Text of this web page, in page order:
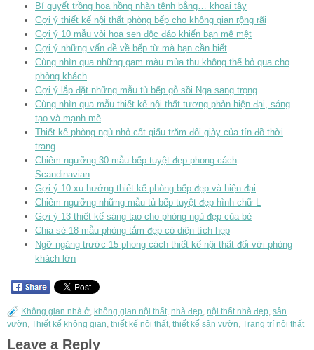
Bí quyết trồng hoa hồng nhàn tênh bằng… khoai tây
Gợi ý thiết kế nội thất phòng bếp cho không gian rộng rãi
Gợi ý 10 mẫu vòi hoa sen độc đáo khiến bạn mê mệt
Gợi ý những vấn đề về bếp từ mà bạn cần biết
Cùng nhìn qua những gam màu mùa thu không thể bỏ qua cho
phòng khách
Gợi ý lắp đặt những mẫu tủ bếp gỗ sồi Nga sang trọng
Cùng nhìn qua mẫu thiết kế nội thất tương phản hiện đại, sáng
tạo và mạnh mẽ
Thiết kế phòng ngủ nhỏ cất giấu trăm đôi giày của tín đồ thời
trang
Chiêm ngưỡng 30 mẫu bếp tuyệt đẹp phong cách
Scandinavian
Gợi ý 10 xu hướng thiết kế phòng bếp đẹp và hiện đại
Chiêm ngưỡng những mẫu tủ bếp tuyệt đẹp hình chữ L
Gợi ý 13 thiết kế sáng tạo cho phòng ngủ đẹp của bé
Chia sẻ 18 mẫu phòng tắm đẹp có diện tích hẹp
Ngỡ ngàng trước 15 phong cách thiết kế nội thất đối với phòng
khách lớn
Không gian nhà ở, không gian nội thất, nhà đẹp, nội thất nhà đẹp, sân
vườn, Thiết kế không gian, thiết kế nội thất, thiết kế sân vườn, Trang trí nội thất
Leave a Reply